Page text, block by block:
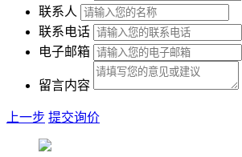
联系人
联系电话
电子邮箱
留言内容
上一步 提交询价